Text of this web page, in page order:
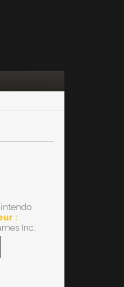
:
Inc.